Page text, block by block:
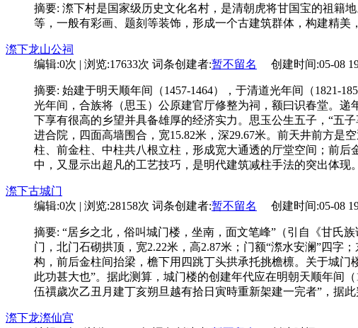
摘要: 漈下村是国家级历史文化名村，是清朝虎将甘国宝的祖籍
等，一般有彩画、题刻等装饰，形成一个古建筑群体，构建精美
漈下龙山公祠
编辑:0次 | 浏览:17633次 词条创建者:暂不留名 创建时间:05-08
摘要: 始建于明天顺年间（1457-1464），于清道光年间（1821-
光年间，合族将（思玉）公原建官厅修整为祠，额曰识春堂。
下享有很高的乡望并具备雄厚的经济实力。思玉公生五子，“五
进合院，四面高墙围合，宽15.82米，深29.67米。前天井前方是
柱、前金柱、中柱共八根立柱，形成宽大通透的厅堂空间；前
中，又显示出超凡的工艺技巧，是明代建筑减柱手法的突出体现。
漈下古城门
编辑:0次 | 浏览:28158次 词条创建者:暂不留名 创建时间:05-08
摘要: “居乡之北，俗叫城门楼，坐南，面文笔峰”（引自《甘氏
门，北门石砌拱顶，宽2.22米，高2.87米；门额“漈水安澜”四字
构，前后金柱间抬梁，檐下用四跳丁头拱承托挑檐檩。关于城
此功甚大也”。据此测算，城门楼的创建年代应在明朝天顺年间
伍禩歲次乙丑月建丁亥朔旦越有拾日寅時重新架建一完者”，据
漈下龙漈仙宫